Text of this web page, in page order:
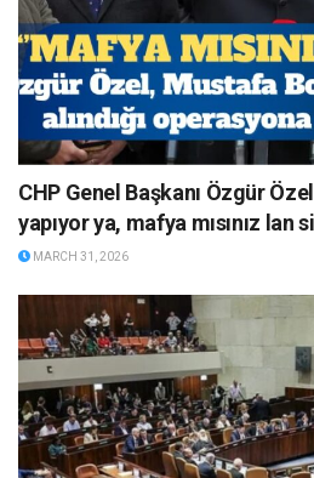
CHP Genel Başkanı Özgür
yapıyor ya, mafya mısınız lan
MARCH 31, 2026